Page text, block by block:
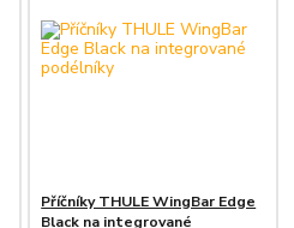
Příčníky THULE WingBar Edge
Black na integrované